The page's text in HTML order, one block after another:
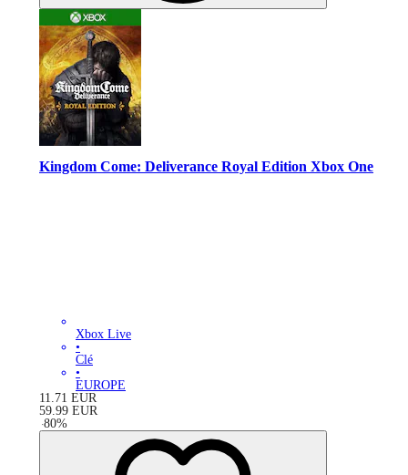
Kingdom Come: Deliverance Royal Edition Xbox One
Xbox Live
•
Clé
•
EUROPE
11.71 EUR
59.99 EUR
-80%